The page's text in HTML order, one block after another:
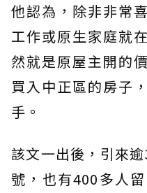
他認為，除非非常
工作或原生家庭就
然就是原屋主開的
買入中正區的房子
手。
該文一出後，引來
號，也有400多人